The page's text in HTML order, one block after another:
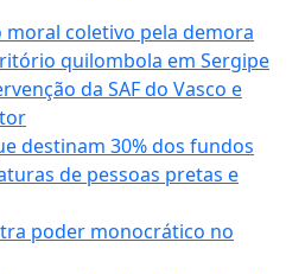
moral coletivo pela demora
quilombola em Sergipe
da SAF do Vasco e
destinam 30% dos fundos
de pessoas pretas e
poder monocrático no